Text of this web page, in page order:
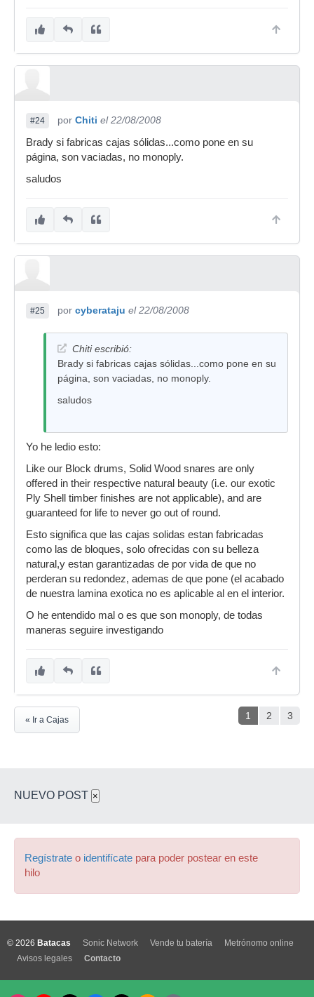
#24 por Chiti el 22/08/2008
Brady si fabricas cajas sólidas...como pone en su
página, son vaciadas, no monoply.
saludos
#25 por cyberataju el 22/08/2008
Chiti escribió:
Brady si fabricas cajas sólidas...como pone en su
página, son vaciadas, no monoply.
saludos
Yo he ledio esto:
Like our Block drums, Solid Wood snares are only
offered in their respective natural beauty (i.e. our exotic
Ply Shell timber finishes are not applicable), and are
guaranteed for life to never go out of round.
Esto significa que las cajas solidas estan fabricadas
como las de bloques, solo ofrecidas con su belleza
natural,y estan garantizadas de por vida de que no
perderan su redondez, ademas de que pone (el acabado
de nuestra lamina exotica no es aplicable al en el interior.
O he entendido mal o es que son monoply, de todas
maneras seguire investigando
1 2 3
« Ir a Cajas
NUEVO POST ×
Regístrate o identifícate para poder postear en este
hilo
© 2026 Batacas Sonic Network Vende tu batería
Metrónomo online
Avisos legales
Contacto